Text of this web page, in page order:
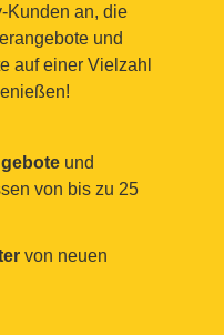
Kunden an, die
und
auf einer Vielzahl
und
von bis zu 25
von neuen